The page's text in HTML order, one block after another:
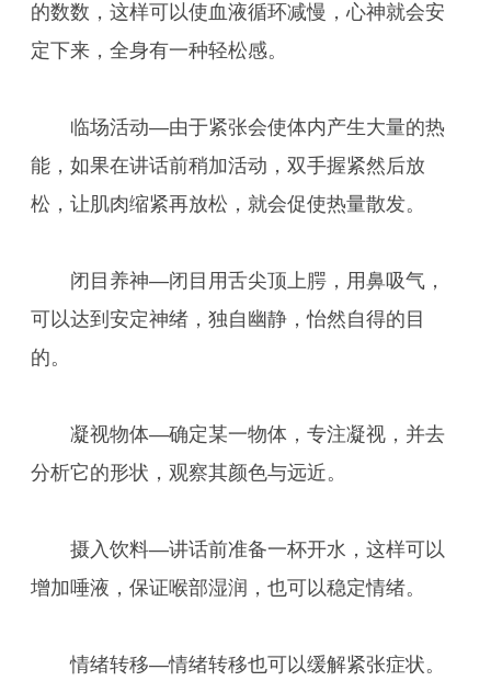
的数数，这样可以使血液循环减慢，心神就会安
定下来，全身有一种轻松感。
临场活动—由于紧张会使体内产生大量的热
能，如果在讲话前稍加活动，双手握紧然后放
松，让肌肉缩紧再放松，就会促使热量散发。
闭目养神—闭目用舌尖顶上腭，用鼻吸气，
可以达到安定神绪，独自幽静，怡然自得的目
的。
凝视物体—确定某一物体，专注凝视，并去
分析它的形状，观察其颜色与远近。
摄入饮料—讲话前准备一杯开水，这样可以
增加唾液，保证喉部湿润，也可以稳定情绪。
情绪转移—情绪转移也可以缓解紧张症状。